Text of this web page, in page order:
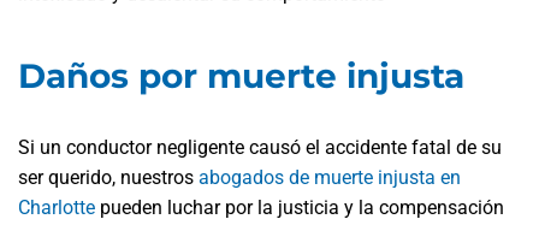
Daños por muerte injusta
Si un conductor negligente causó el accidente fatal de su
ser querido, nuestros abogados de muerte injusta en
Charlotte pueden luchar por la justicia y la compensación